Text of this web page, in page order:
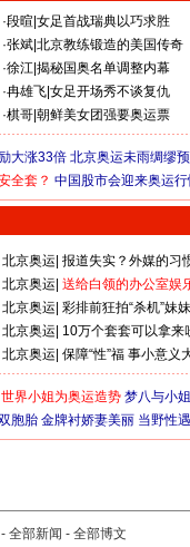
·段暄 女足首战瑞典以巧求胜
·张斌 北京教练锻造的美国传奇
·徐江 揭秘国奥名单调整内幕
·冉雄飞 女足开场秀不谈复仇
·棋哥 朝鲜美女团强要奥运票
大涨33倍 北京奥运未雨绸缪
全套？ 中国股市会迎来奥运行
北京奥运 报道失实？外媒的习
北京奥运 送给白领的办公室娱
北京奥运 彩排前狂拍“杀机”妹妹
北京奥运 10万个套套可以拿来
北京奥运 保障“性”福 事小意义
世界小姐为奥运造势 梦八与小
胞胎 金牌衬娇妻美丽 当野性
- 全部新闻 - 全部博文